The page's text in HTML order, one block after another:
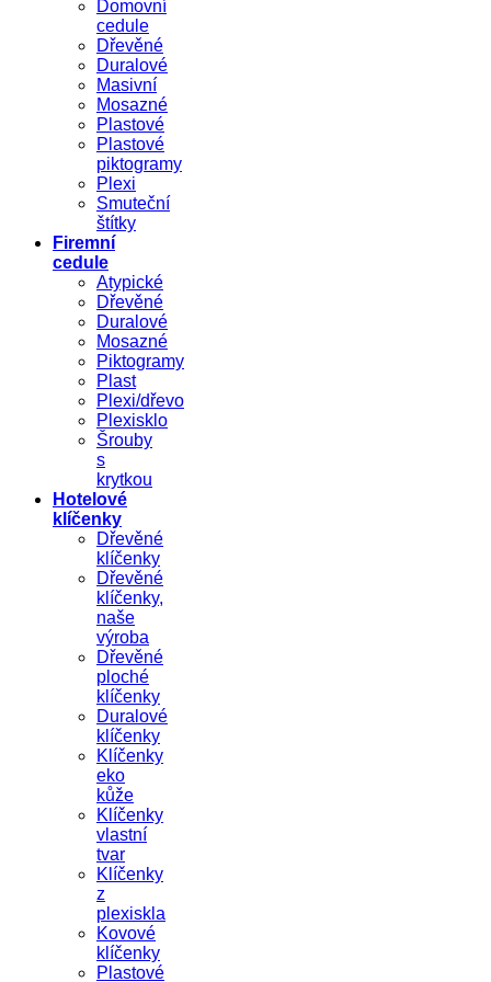
Domovní
cedule
Dřevěné
Duralové
Masivní
Mosazné
Plastové
Plastové
piktogramy
Plexi
Smuteční
štítky
Firemní
cedule
Atypické
Dřevěné
Duralové
Mosazné
Piktogramy
Plast
Plexi/dřevo
Plexisklo
Šrouby
s
krytkou
Hotelové
klíčenky
Dřevěné
klíčenky
Dřevěné
klíčenky,
naše
výroba
Dřevěné
ploché
klíčenky
Duralové
klíčenky
Klíčenky
eko
kůže
Klíčenky
vlastní
tvar
Klíčenky
z
plexiskla
Kovové
klíčenky
Plastové